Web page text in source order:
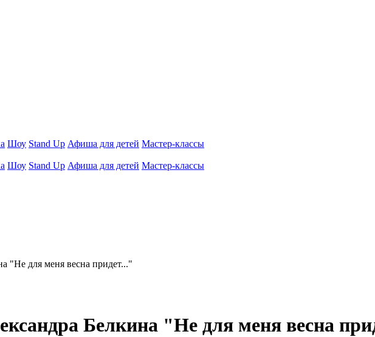
Шоу Stand Up Афиша для детей Мастер-классы
Шоу Stand Up Афиша для детей Мастер-классы
"Не для меня весна придет..."
Белкина "Не для меня весна